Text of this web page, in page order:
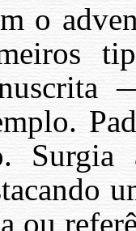
o
ou